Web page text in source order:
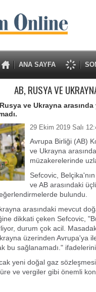
ANA SAYFA
AB, RUSYA VE
ve Ukrayna
29 Ekim 2019 Salı
Avrupa Birliği (AB)
ve Ukrayna
müzakerelerinde
Sefcovic,
ve AB arasındaki
bulundu.
arasındaki mevcut
dikkati çeken Sefcovic,
durum çok acil.
üzerinden Avrupa'ya
bu sağlanamadı." ifadelerini
yeni doğal gaz
ve vergiler gibi önemli